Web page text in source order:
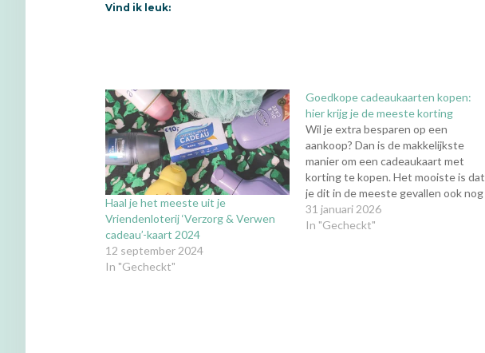
Vind ik leuk:
Haal je het meeste uit je
Vriendenloterij ‘Verzorg & Verwen
cadeau’-kaart 2024
12 september 2024
In "Gecheckt"
Goedkope cadeaukaarten kopen:
hier krijg je de meeste korting
Wil je extra besparen op een
aankoop? Dan is de makkelijkste
manier om een cadeaukaart met
korting te kopen. Het mooiste is dat
je dit in de meeste gevallen ook nog
kunt combineren met aanbiedingen,
kortingscodes en cashback. Zo kun
31 januari 2026
In "Gecheckt"